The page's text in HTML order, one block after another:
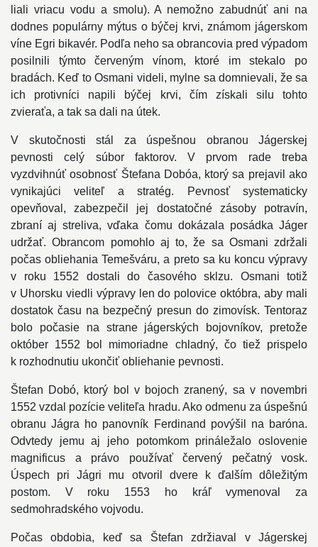
liali vriacu vodu a smolu). A nemožno zabudnúť ani na
dodnes populárny mýtus o býčej krvi, známom jágerskom
víne Egri bikavér. Podľa neho sa obrancovia pred výpadom
posilnili týmto červeným vínom, ktoré im stekalo po
bradách. Keď to Osmani videli, mylne sa domnievali, že sa
ich protivníci napili býčej krvi, čím získali silu tohto
zvieraťa, a tak sa dali na útek.
V skutočnosti stál za úspešnou obranou Jágerskej
pevnosti celý súbor faktorov. V prvom rade treba
vyzdvihnúť osobnosť Štefana Dobóa, ktorý sa prejavil ako
vynikajúci veliteľ a stratég. Pevnosť systematicky
opevňoval, zabezpečil jej dostatočné zásoby potravín,
zbraní aj streliva, vďaka čomu dokázala posádka Jáger
udržať. Obrancom pomohlo aj to, že sa Osmani zdržali
počas obliehania Temešváru, a preto sa ku koncu výpravy
v roku 1552 dostali do časového sklzu. Osmani totiž
v Uhorsku viedli výpravy len do polovice októbra, aby mali
dostatok času na bezpečný presun do zimovísk. Tentoraz
bolo počasie na strane jágerských bojovníkov, pretože
október 1552 bol mimoriadne chladný, čo tiež prispelo
k rozhodnutiu ukončiť obliehanie pevnosti.
Štefan Dobó, ktorý bol v bojoch zranený, sa v novembri
1552 vzdal pozície veliteľa hradu. Ako odmenu za úspešnú
obranu Jágra ho panovník Ferdinand povýšil na baróna.
Odvtedy jemu aj jeho potomkom prináležalo oslovenie
magnificus a právo používať červený pečatný vosk.
Úspech pri Jágri mu otvoril dvere k ďalším dôležitým
postom. V roku 1553 ho kráľ vymenoval za
sedmohradského vojvodu.
Počas obdobia, keď sa Štefan zdržiaval v Jágerskej